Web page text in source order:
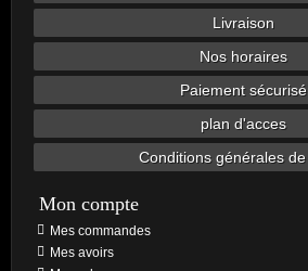
Livraison
Nos horaires
Paiement sécurisé
plan d'acces
Conditions générales
Mon compte
Mes commandes
Mes avoirs